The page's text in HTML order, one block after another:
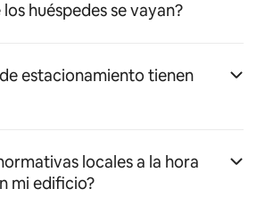
huéspedes se vayan?
estacionamiento tienen
locales a la hora
mi edificio?